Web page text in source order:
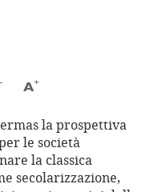
- A+
la prospettiva
le società
la classica
secolarizzazione,